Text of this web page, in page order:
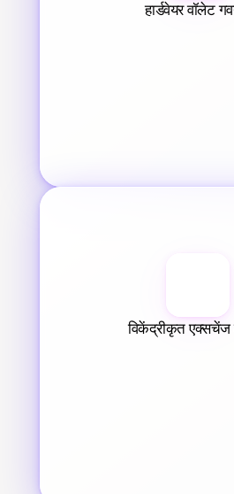
हार्डवेयर वॉलेट
विकेंद्रीकृत एक्सचेंज